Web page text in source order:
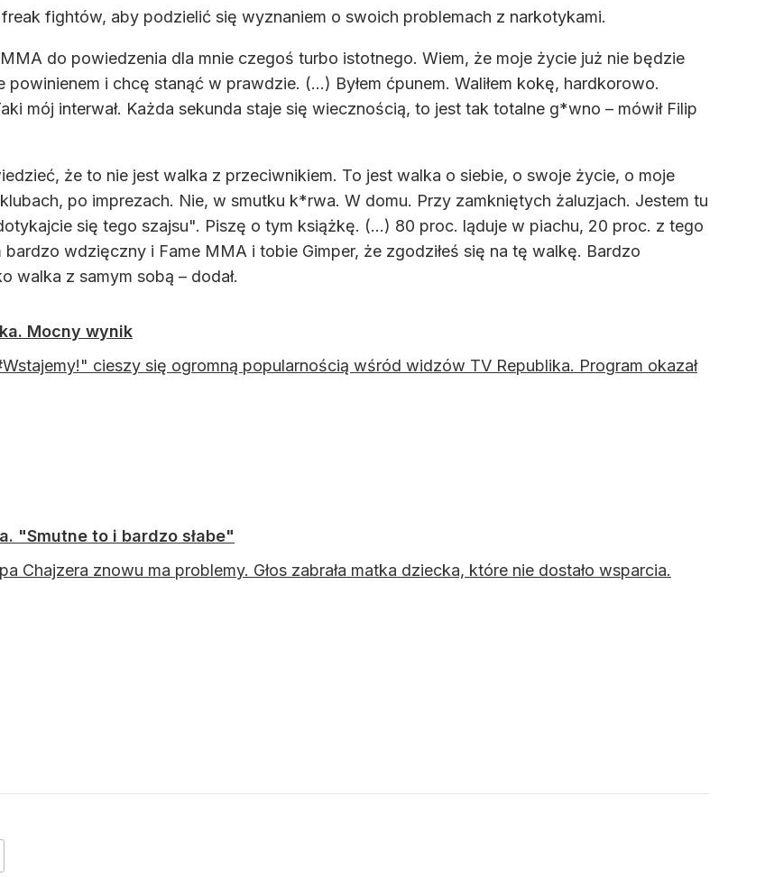
fightów, aby podzielić się wyznaniem o swoich problemach z narkotykami.
do powiedzenia dla mnie czegoś turbo istotnego. Wiem, że moje życie już nie będzie
i chcę stanąć w prawdzie. (...) Byłem ćpunem. Waliłem kokę, hardkorowo.
mój interwał. Każda sekunda staje się wiecznością, to jest tak totalne g*wno – mówił Filip
że to nie jest walka z przeciwnikiem. To jest walka o siebie, o swoje życie, o moje
po imprezach. Nie, w smutku k*rwa. W domu. Przy zamkniętych żaluzjach. Jestem tu
się tego szajsu". Piszę o tym książkę. (...) 80 proc. ląduje w piachu, 20 proc. z tego
wdzięczny i Fame MMA i tobie Gimper, że zgodziłeś się na tę walkę. Bardzo
walka z samym sobą – dodał.
Mocny wynik
cieszy się ogromną popularnością wśród widzów TV Republika. Program okazał
"Smutne to i bardzo słabe"
Chajzera znowu ma problemy. Głos zabrała matka dziecka, które nie dostało wsparcia.